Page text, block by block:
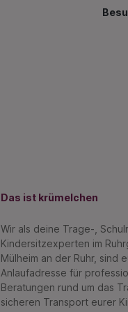
Das ist krümelchen
Wir als deine Trage-,
Kindersitzexperten im
Mülheim an der Ruhr, sind
Anlaufadresse für
Beratungen rund um das
sicheren Transport eurer